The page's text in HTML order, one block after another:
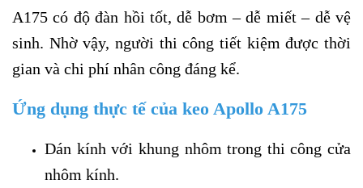
A175 có độ đàn hồi tốt, dễ bơm – dễ miết – dễ vệ
sinh. Nhờ vậy, người thi công tiết kiệm được thời
gian và chi phí nhân công đáng kể.
Ứng dụng thực tế của keo Apollo A175
Dán kính với khung nhôm trong thi công cửa
nhôm kính.